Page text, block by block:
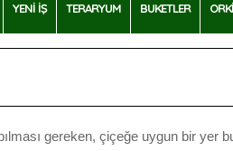
YENİ İŞ TERARYUM BUKETLER
gereken, çiçeğe uygun bir yer